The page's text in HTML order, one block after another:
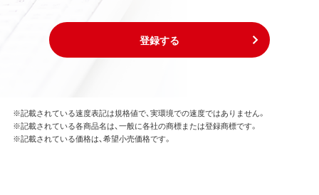
登録する
※記載されている速度表記は規格値で、実環境での速度ではありません。
※記載されている各商品名は、一般に各社の商標または登録商標です。
※記載されている価格は、希望小売価格です。